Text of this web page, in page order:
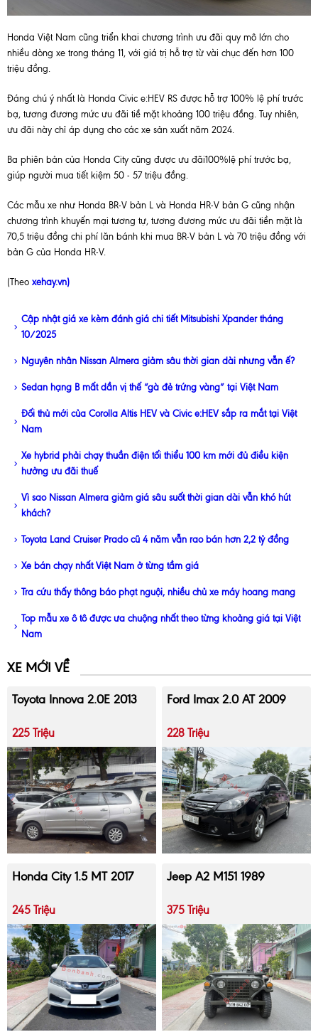
Honda Việt Nam cũng triển khai chương trình ưu đãi quy mô lớn cho
nhiều dòng xe trong tháng 11, với giá trị hỗ trợ từ vài chục đến hơn 100
triệu đồng.
Đáng chú ý nhất là Honda Civic e:HEV RS được hỗ trợ 100% lệ phí trước
bạ, tương đương mức ưu đãi tiề mặt khoảng 100 triệu đồng. Tuy nhiên,
ưu đãi này chỉ áp dụng cho các xe sản xuất năm 2024.
Ba phiên bản của Honda City cũng được ưu đãi100%lệ phí trước bạ,
giúp người mua tiết kiệm 50 - 57 triệu đồng.
Các mẫu xe như Honda BR-V bản L và Honda HR-V bản G cũng nhận
chương trình khuyến mại tương tự, tương đương mức ưu đãi tiền mặt là
70,5 triệu đồng chi phí lăn bánh khi mua BR-V bản L và 70 triệu đồng với
bản G của Honda HR-V.
(Theo xehay.vn)
Cập nhật giá xe kèm đánh giá chi tiết Mitsubishi Xpander tháng
10/2025
Nguyên nhân Nissan Almera giảm sâu thời gian dài nhưng vẫn ế?
Sedan hạng B mất dần vị thế “gà đẻ trứng vàng” tại Việt Nam
Đối thủ mới của Corolla Altis HEV và Civic e:HEV sắp ra mắt tại Việt
Nam
Xe hybrid phải chạy thuần điện tối thiểu 100 km mới đủ điều kiện
hưởng ưu đãi thuế
Vì sao Nissan Almera giảm giá sâu suốt thời gian dài vẫn khó hút
khách?
Toyota Land Cruiser Prado cũ 4 năm vẫn rao bán hơn 2,2 tỷ đồng
Xe bán chạy nhất Việt Nam ở từng tầm giá
Tra cứu thấy thông báo phạt nguội, nhiều chủ xe máy hoang mang
Top mẫu xe ô tô được ưa chuộng nhất theo từng khoảng giá tại Việt
Nam
XE MỚI VỀ
Toyota Innova 2.0E 2013
225 Triệu
Ford Imax 2.0 AT 2009
228 Triệu
Honda City 1.5 MT 2017
245 Triệu
Jeep A2 M151 1989
375 Triệu